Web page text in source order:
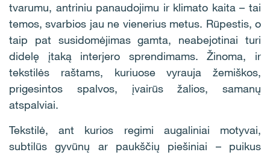
tvarumu, antriniu panaudojimu ir klimato kaita – tai
temos, svarbios jau ne vienerius metus. Rūpestis, o
taip pat susidomėjimas gamta, neabejotinai turi
didelę įtaką interjero sprendimams. Žinoma, ir
tekstilės raštams, kuriuose vyrauja žemiškos,
prigesintos spalvos, įvairūs žalios, samanų
atspalviai.
Tekstilė, ant kurios regimi augaliniai motyvai,
subtilūs gyvūnų ar paukščių piešiniai – puikus